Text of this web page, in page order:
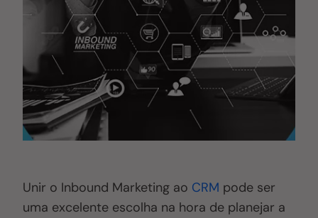
Unir o Inbound Marketing ao CRM pode ser
uma excelente escolha na hora de planejar a